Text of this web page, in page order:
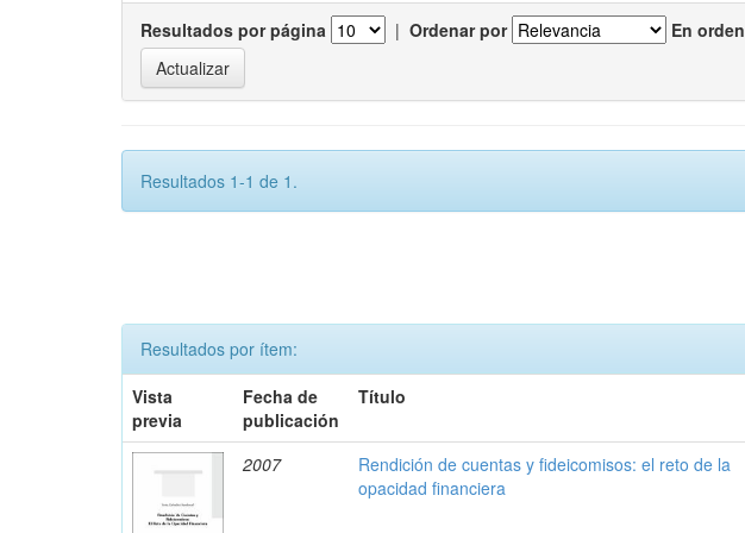
Resultados por página | Ordenar por En orden
Resultados 1-1 de 1.
Resultados por ítem:
Vista
previa
Fecha de
publicación
Título
2007
Rendición de cuentas y fideicomisos: el reto de la
opacidad financiera